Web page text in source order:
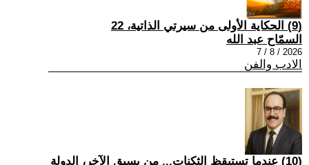
(9) الحكاية الأولى من سيرتي الذاتية، 22
السمّاح عبد الله
2026 / 8 / 7
الادب والفن
(10) عندما تستيقظ الثكنات... من يسبق الآخر، الدولة